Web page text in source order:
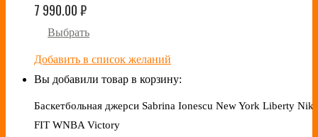
7 990.00₽
Выбрать
Добавить в список желаний
Вы добавили товар в корзину:
Баскетбольная джерси Sabrina Ionescu New York Liberty
FIT WNBA Victory